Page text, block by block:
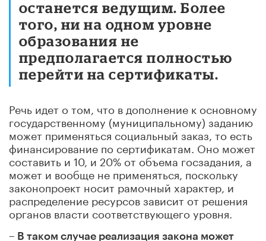
останется ведущим. Более
того, ни на одном уровне
образования не
предполагается полностью
перейти на сертификаты.
Речь идет о том, что в дополнение к основному
государственному (муниципальному) заданию
может применяться социальный заказ, то есть
финансирование по сертификатам. Оно может
составить и 10, и 20% от объема госзадания, а
может и вообще не применяться, поскольку
законопроект носит рамочный характер, и
распределение ресурсов зависит от решения
органов власти соответствующего уровня.
– В таком случае реализация закона может